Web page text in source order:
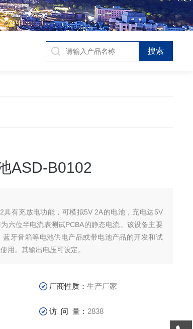
ASD-B0102
具有充放电功能，可模拟5V 2A的电池，充电达5V
六位半电流表测试PCBA的静态电流。该设备主要
蓝牙音箱等电池供电产品或带电池产品的开发和试
用。其输出电压可设定。
厂商性质：生产厂家
访 问 量： 2838